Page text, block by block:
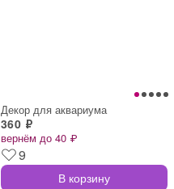
Декор для аквариума
360 ₽
вернём до 40 ₽
9
В корзину